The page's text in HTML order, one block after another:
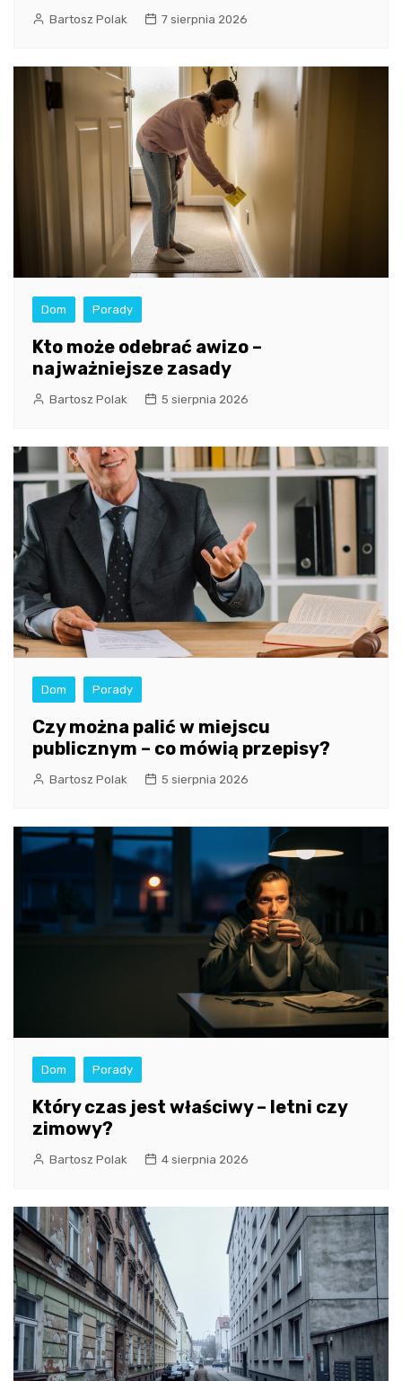
Bartosz Polak 7 sierpnia 2026
Dom Porady
Kto może odebrać awizo –
najważniejsze zasady
Bartosz Polak 5 sierpnia 2026
Dom Porady
Czy można palić w miejscu
publicznym – co mówią przepisy?
Bartosz Polak 5 sierpnia 2026
Dom Porady
Który czas jest właściwy – letni czy
zimowy?
Bartosz Polak 4 sierpnia 2026